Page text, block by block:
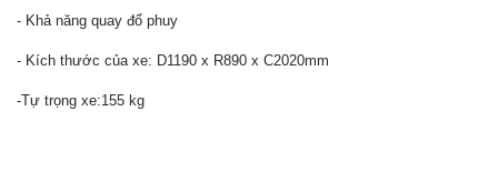
- Khả năng quay đổ phuy
- Kích thước của xe: D1190 x R890 x C2020mm
-Tự trọng xe:155 kg